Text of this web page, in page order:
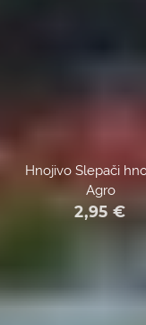
Hnojivo Slepači
Agro
2,95 €